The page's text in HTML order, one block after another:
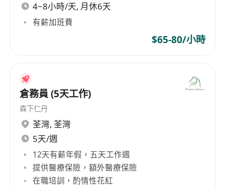
4~8小時/天, 月休6天
有薪加班費
$65-80/小時
倉務員 (5天工作)
森下仁丹
荃灣, 荃灣
5天/週
12天有薪年假，五天工作週
提供醫療保險，額外醫療保險
在職培訓，酌情性花紅